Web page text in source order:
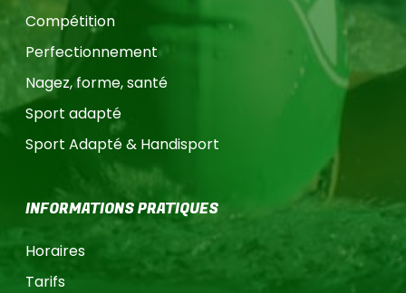
Compétition
Perfectionnement
Nagez, forme, santé
Sport adapté
Sport Adapté & Handisport
INFORMATIONS PRATIQUES
Horaires
Tarifs